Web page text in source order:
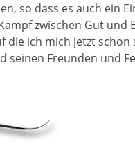
so dass es auch ein
zwischen Gut und
die ich mich jetzt
seinen Freunden und